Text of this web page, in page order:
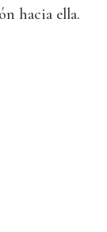
hacia ella.